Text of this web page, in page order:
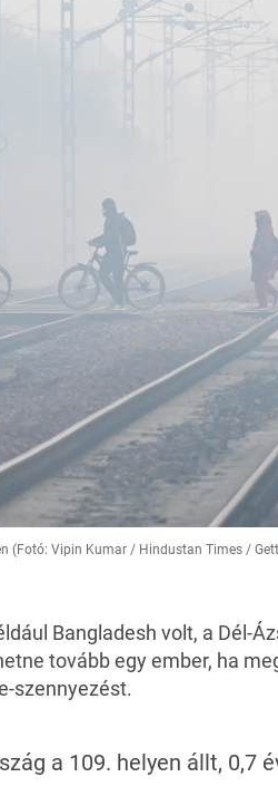
(Fotó: Vipin Kumar / Hindustan Times /
Bangladesh volt, a Dél-
tovább egy ember, ha
szennyezést.
a 109. helyen állt, 0,7